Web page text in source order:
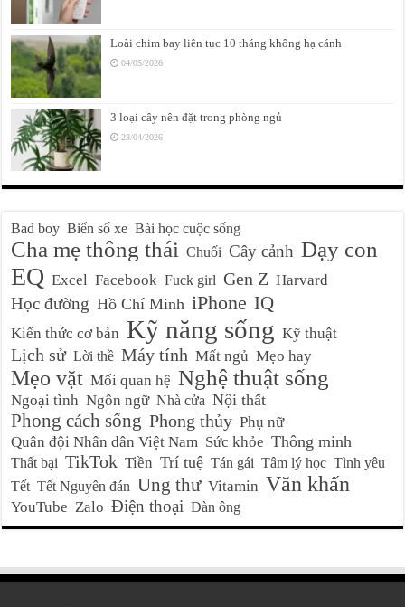
Loài chim bay liên tục 10 tháng không hạ cánh
04/05/2026
3 loại cây nên đặt trong phòng ngủ
28/04/2026
Bad boy Biển số xe Bài học cuộc sống
Cha mẹ thông thái Chuối Cây cảnh Dạy con
EQ Excel Facebook Fuck girl Gen Z Harvard
Học đường Hồ Chí Minh iPhone IQ
Kiến thức cơ bản Kỹ năng sống Kỹ thuật
Lịch sử Lời thề Máy tính Mất ngủ Mẹo hay
Mẹo vặt Mối quan hệ Nghệ thuật sống
Ngoại tình Ngôn ngữ Nhà cửa Nội thất
Phong cách sống Phong thủy Phụ nữ
Quân đội Nhân dân Việt Nam Sức khỏe Thông minh
Thất bại TikTok Tiền Trí tuệ Tán gái Tâm lý học Tình yêu
Tết Tết Nguyên đán Ung thư Vitamin Văn khấn
YouTube Zalo Điện thoại Đàn ông